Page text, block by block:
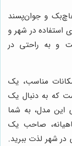
و جوان‌پسند
زیادی دارد. پراید 111 برای استفاده در شهر و
و به راحتی در
امکانات مناسب، یک
که به دنبال یک
مدل، به شما
صاحب یک
در شهر لذت ببرید.